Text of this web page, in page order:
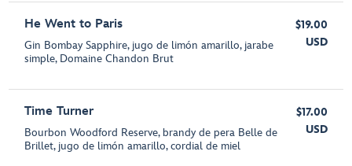
He Went to Paris
Gin Bombay Sapphire, jugo de limón amarillo, jarabe
simple, Domaine Chandon Brut
$19.00
USD
Time Turner
Bourbon Woodford Reserve, brandy de pera Belle de
Brillet, jugo de limón amarillo, cordial de miel
$17.00
USD